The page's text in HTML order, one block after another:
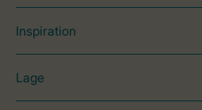
Inspiration
Lage